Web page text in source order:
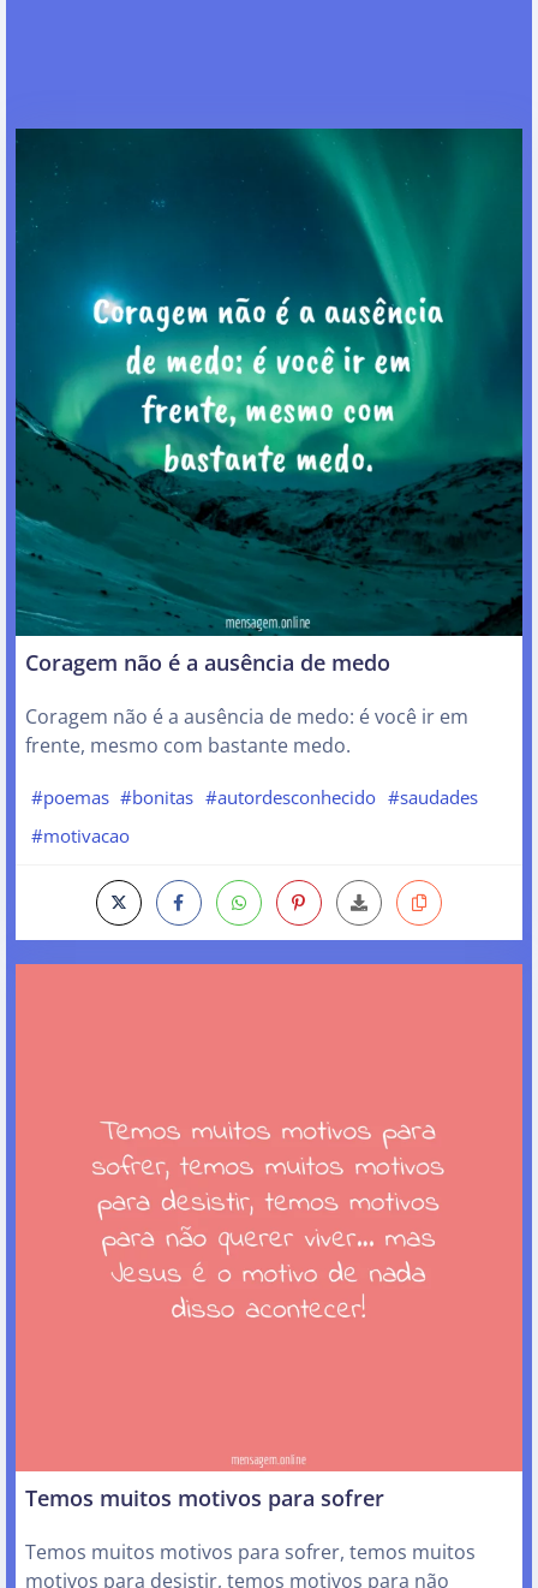
Coragem não é a ausência de medo
Coragem não é a ausência de medo: é você ir em
frente, mesmo com bastante medo.
#poemas #bonitas #autordesconhecido #saudades
#motivacao
Temos muitos motivos para sofrer
Temos muitos motivos para sofrer, temos muitos
motivos para desistir, temos motivos para não